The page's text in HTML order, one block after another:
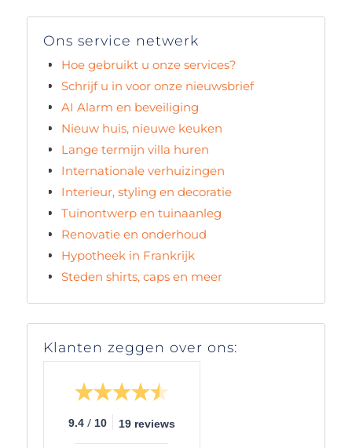
Ons service netwerk
Hoe gebruikt u onze services?
Schrijf u in voor onze nieuwsbrief
AI Alarm en beveiliging
Nieuw huis, nieuwe keuken
Lange termijn villa huren
Internationale verhuizingen
Interieur, styling en decoratie
Tuinontwerp en tuinaanleg
Renovatie en onderhoud
Hypotheek in Frankrijk
Steden shirts, caps en meer
Klanten zeggen over ons:
9.4 / 10 19 reviews